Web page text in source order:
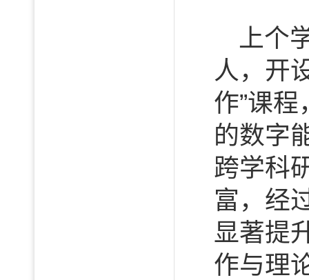
上个
人，开
作”课
的数字
跨学科
富，经
显著提
作与理